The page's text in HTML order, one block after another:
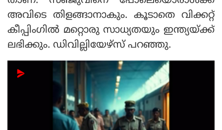
അവിടെ തിളങ്ങാനാകും. കൂടാതെ വിക്കറ്റ്
കീപ്പിംഗില്‍ മറ്റൊരു സാധ്യതയും ഇന്ത്യയ്ക്ക്
ലഭിക്കും. ഡിവില്ലിയേഴ്‌സ് പറഞ്ഞു.